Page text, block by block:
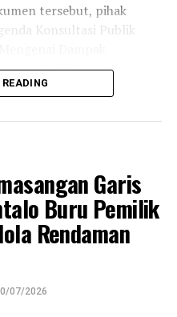
tersebut, pihak
Konsultasi Publik
(6/8/2026) di
ini digelar sebagai
Operasi Produksi.
menyasar cakupan
perusahaan
dari 13 desa di
di Kecamatan Bulawa,
Bone.
reaksi tajam dari
perusahaan secara
tanpa mengindahkan
Garis
Buru Pemilik
Rendaman
07/2026